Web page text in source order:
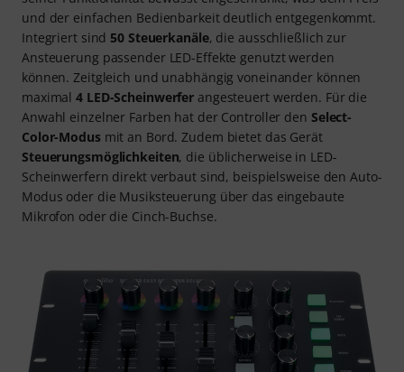
und der einfachen Bedienbarkeit deutlich entgegenkommt.
Integriert sind 50 Steuerkanäle, die ausschließlich zur
Ansteuerung passender LED-Effekte genutzt werden
können. Zeitgleich und unabhängig voneinander können
maximal4 LED-Scheinwerfer angesteuert werden. Für die
Anwahl einzelner Farben hat der Controller den Select-
Color-Modusmit an Bord. Zudem bietet das Gerät
Steuerungsmöglichkeiten, die üblicherweise in LED-
Scheinwerfern direkt verbaut sind, beispielsweise den Auto-
Modus oder die Musiksteuerung über das eingebaute
Mikrofon oder die Cinch-Buchse.